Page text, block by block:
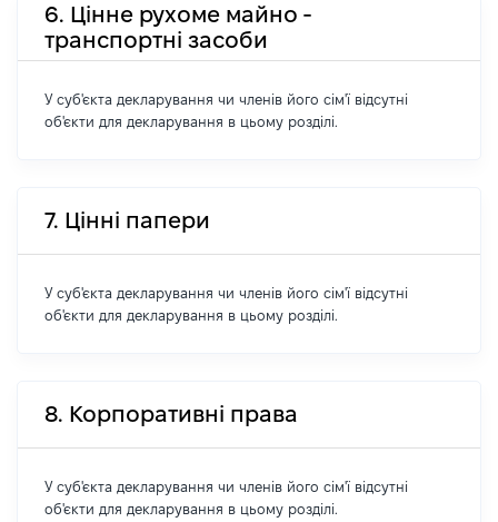
6. Цінне рухоме майно -
транспортні засоби
У суб'єкта декларування чи членів його сім'ї відсутні
об'єкти для декларування в цьому розділі.
7. Цінні папери
У суб'єкта декларування чи членів його сім'ї відсутні
об'єкти для декларування в цьому розділі.
8. Корпоративні права
У суб'єкта декларування чи членів його сім'ї відсутні
об'єкти для декларування в цьому розділі.